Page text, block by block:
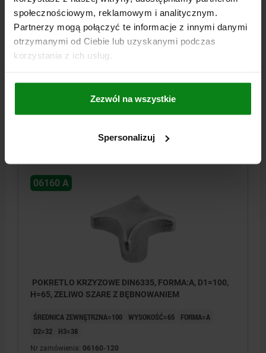
społecznościowym, reklamowym i analitycznym.
Partnerzy mogą połączyć te informacje z innymi danymi
otrzymanymi od Ciebie lub uzyskanymi podczas
korzystania z ich usług.
Zezwól na wszystkie
Spersonalizuj
POKRETLO KRZYZOWE DIN6335, FORMA:A, D1=80,
H=52, ZELIWO SZARE Z BĘBNOWANIEM
H3=30
06160-116
06160 A
POKRETLO KRZYZOWE DIN6335, FORMA:A, D1=100,
H=65, ZELIWO SZARE Z BĘBNOWANIEM
ŚREDNICA ZEWNĘTRZNA=100 WYSOKOŚĆ=65
FORMA=A
D2=32
H3=38
Nr zamówienia: 06160-120